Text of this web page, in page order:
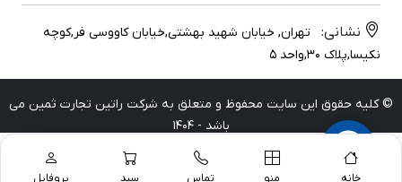
خانه منو تماس سبد پروفایل
نشانی:
تهران, خیابان شهید بهشتی,خیابان کاووسی فر,کوچه
نکیسا,پلاک 30,واحد 5
© کلیه حقوق این سایت محفوظ و متعلق به شرکت راتین تجارت ثمین می
باشد - 1404